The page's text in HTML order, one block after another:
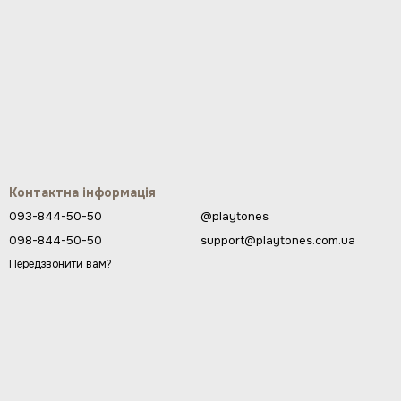
Контактна інформація
093-844-50-50
098-844-50-50
Передзвонити вам?
@playtones
support@playtones.com.ua